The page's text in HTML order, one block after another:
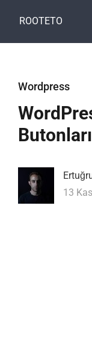
ROOTETO
Wordpress
Butonları
13